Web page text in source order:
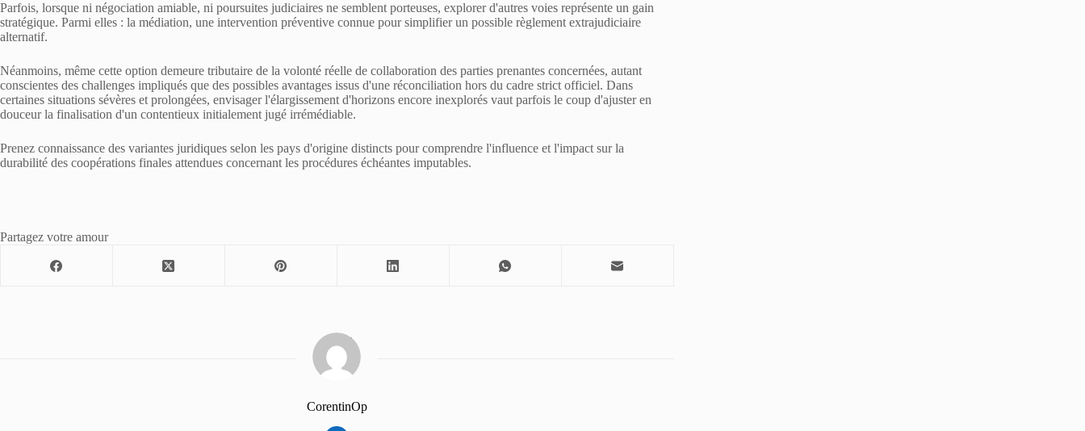
Parfois, lorsque ni négociation amiable, ni poursuites judiciaires ne semblent porteuses, explorer d'autres voies représente un gain
stratégique. Parmi elles : la médiation, une intervention préventive connue pour simplifier un possible règlement extrajudiciaire
alternatif.
Néanmoins, même cette option demeure tributaire de la volonté réelle de collaboration des parties prenantes concernées, autant
conscientes des challenges impliqués que des possibles avantages issus d'une réconciliation hors du cadre strict officiel. Dans
certaines situations sévères et prolongées, envisager l'élargissement d'horizons encore inexplorés vaut parfois le coup d'ajuster en
douceur la finalisation d'un contentieux initialement jugé irrémédiable.
Prenez connaissance des variantes juridiques selon les pays d'origine distincts pour comprendre l'influence et l'impact sur la
durabilité des coopérations finales attendues concernant les procédures échéantes imputables.
Partagez votre amour
CorentinOp